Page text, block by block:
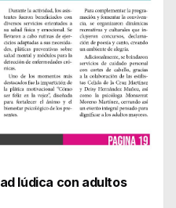
lúdica con adultos